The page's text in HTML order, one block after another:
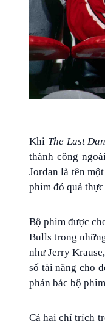
Khi The Last
thành công
Jordan là tên
phim đó quả
Bộ phim được
Bulls trong
như Jerry
số tài năng cho
phản bác bộ
Cả hai chỉ trích